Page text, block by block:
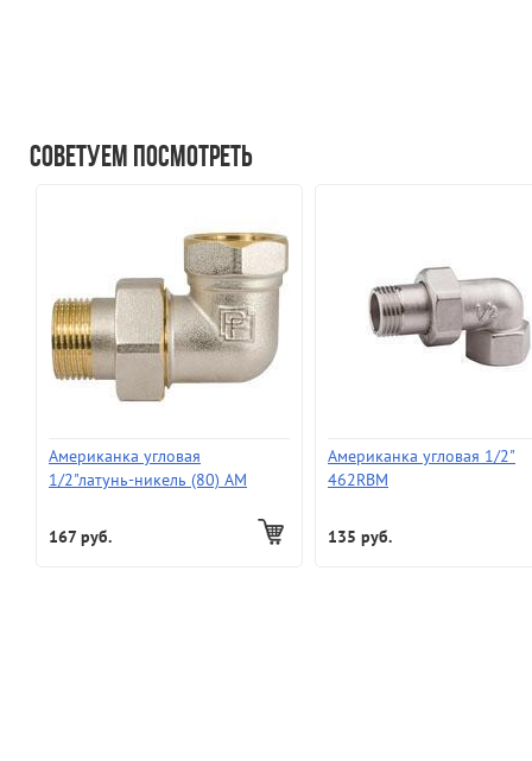
Советуем посмотреть
Американка угловая
1/2"латунь-никель (80) AM
167 руб.
Американка угловая 1/2"
462RBM
135 руб.